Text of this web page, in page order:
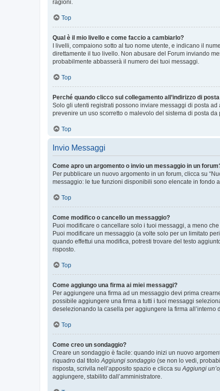
ragioni.
Top
Qual è il mio livello e come faccio a cambiarlo?
I livelli, compaiono sotto al tuo nome utente, e indicano il
direttamente il tuo livello. Non abusare del Forum inviando
probabilmente abbasserà il numero dei tuoi messaggi.
Top
Perché quando clicco sul collegamento all’indirizzo di
Solo gli utenti registrati possono inviare messaggi di posta
prevenire un uso scorretto o malevolo del sistema di posta da
Top
Invio Messaggi
Come apro un argomento o invio un messaggio in un
Per pubblicare un nuovo argomento in un forum, clicca su
messaggio: le tue funzioni disponibili sono elencate in fondo
Top
Come modifico o cancello un messaggio?
Puoi modificare o cancellare solo i tuoi messaggi, a meno
Puoi modificare un messaggio (a volte solo per un limitato
quando effettui una modifica, potresti trovare del testo
risposto.
Top
Come aggiungo una firma ai miei messaggi?
Per aggiungere una firma ad un messaggio devi prima
possibile aggiungere una firma a tutti i tuoi messaggi
deselezionando la casella per aggiungere la firma all’interno
Top
Come creo un sondaggio?
Creare un sondaggio è facile: quando inizi un nuovo
riquadro dal titolo Aggiungi sondaggio (se non lo vedi,
risposta, scrivila nell’apposito spazio e clicca su Aggiungi
aggiungere, stabilito dall’amministratore.